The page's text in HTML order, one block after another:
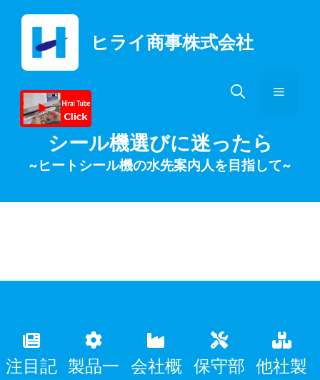
ヒライ商事株式会社
メ
シール機選びに迷ったら
~ヒートシール機の水先案内人を目指して~
注目記 製品一 会社概 保守部 他社製